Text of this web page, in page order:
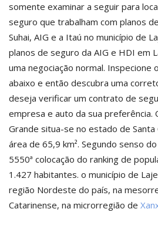
somente examinar a seguir para
seguro que trabalham com planos
Suhai, AIG e a Itaú no município de
planos de seguro da AIG e HDI em
uma negociação normal. Inspecione
abaixo e então descubra uma
deseja verificar um contrato de
empresa e auto da sua preferência.
Grande situa-se no estado de Santa
área de 65,9 km². Segundo senso
5550ª colocação do ranking de
1.427 habitantes. o município de
região Nordeste do país, na
Catarinense, na microrregião de